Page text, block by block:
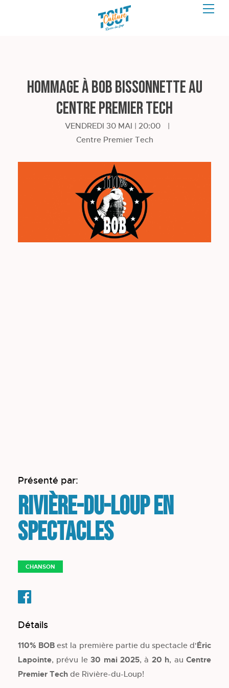
Hommage à Bob Bissonnette au
Centre Premier Tech
VENDREDI 30 MAI | 20:00
|
Centre Premier Tech
Présenté par:
Rivière-du-Loup en
spectacles
CHANSON
Détails
110% BOB est la première partie du spectacle d'Éric
Lapointe, prévu le30 mai 2025, à 20 h, auCentre
Premier Tech de Rivière-du-Loup!